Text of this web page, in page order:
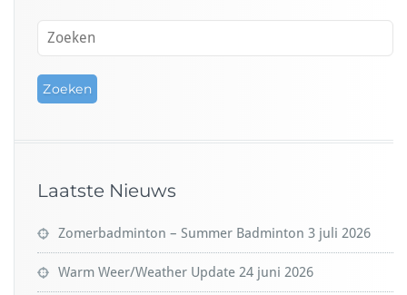
Laatste Nieuws
Zomerbadminton – Summer Badminton 3 juli 2026
Warm Weer/Weather Update 24 juni 2026